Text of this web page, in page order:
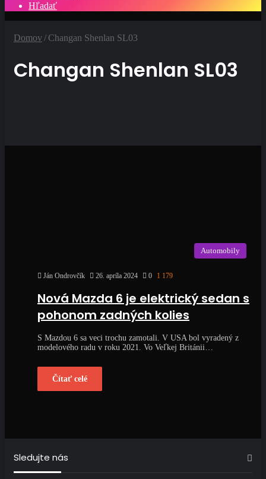
Hľadať
Domov/ Changan Shenlan SL03
Changan Shenlan SL03
Automobily
Ján Ondrovčík 26. apríla 2024 0 1 179
Nová Mazda 6 je elektrický sedan s
pohonom zadných kolies
S Mazdou 6 sa veci trochu zamotali. V USA bol vyradený z
modelového radu v roku 2021. Vo Veľkej Británii…
Čítať celé
Sledujte nás